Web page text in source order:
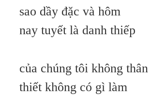
sao dầy đặc và hôm
nay tuyết là danh thiếp
của chúng tôi không thân
thiết không có gì làm